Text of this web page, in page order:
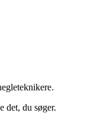
det, du søger.